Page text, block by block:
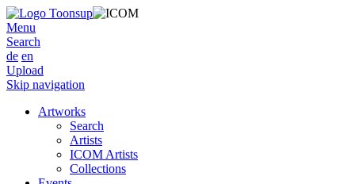
Menu
Search
de en
Upload
Skip navigation
Artworks
Search
Artists
ICOM Artists
Collections